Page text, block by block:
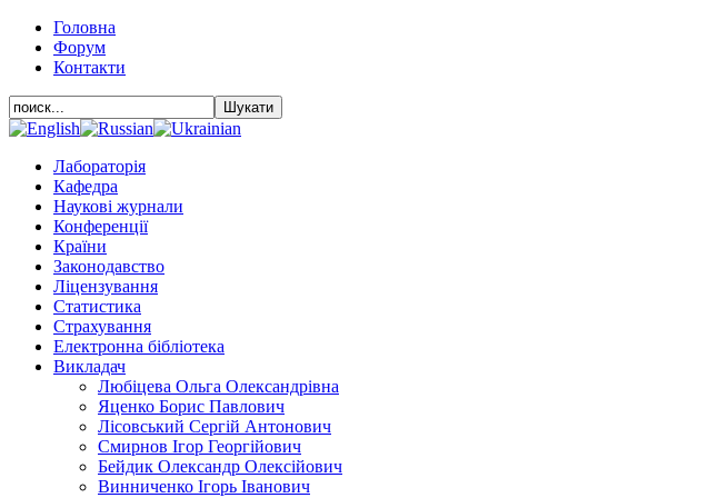
Головна
Форум
Контакти
Лабораторія
Кафедра
Наукові журнали
Конференції
Країни
Законодавство
Ліцензування
Статистика
Страхування
Електронна бібліотека
Викладач
Любіцева Ольга Олександрівна
Яценко Борис Павлович
Лісовський Сергій Антонович
Смирнов Ігор Георгійович
Бейдик Олександр Олексійович
Винниченко Ігорь Іванович